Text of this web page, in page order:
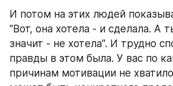
И потом на этих людей
"Вот, она хотела - и сделала. А
значит - не хотела". И трудно
правды в этом была. У вас по
причинам мотивации не